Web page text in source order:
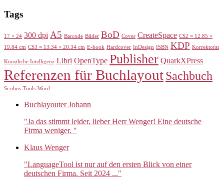
Tags
17 × 24 300 dpi A5 Barcode Bilder BoD Cover CreateSpace CS2 = 12.85 ×
19.84 cm CS3 = 13.34 × 20.34 cm E-book Hardcover InDesign ISBN KDP Korrektorat
Künstliche Intelligenz Libri OpenType Publisher QuarkXPress
Referenzen für BuchlayoutSachbuch
Scribus Tools Word
Buchlayouter Johann
"Ja das stimmt leider, lieber Herr Wenger! Eine deutsche
Firma weniger. "
Klaus Wenger
"LanguageTool ist nur auf den ersten Blick von einer
deutschen Firma. Seit 2024 ..."